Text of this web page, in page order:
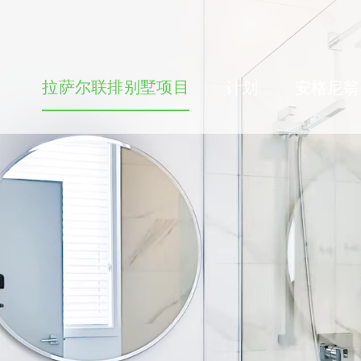
拉萨尔联排别墅项目 计划